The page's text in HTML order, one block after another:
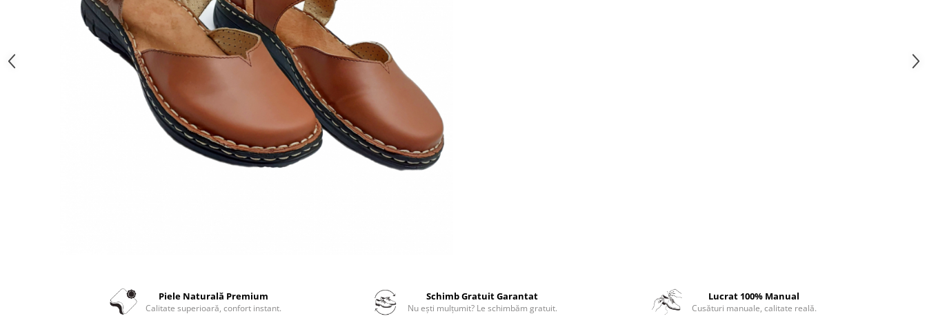
Piele Naturală Premium
Calitate superioară, confort instant.
Schimb Gratuit Garantat
Nu ești mulțumit? Le schimbăm gratuit.
Lucrat 100% Manual
Cusături manuale, calitate reală.